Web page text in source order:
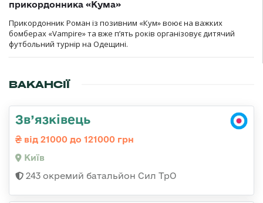
прикордонника «Кума»
Прикордонник Роман із позивним «Кум» воює на важких
бомберах «Vampire» та вже п’ять років організовує дитячий
футбольний турнір на Одещині.
ВАКАНСІЇ
Зв’язківець
від 21000 до 121000 грн
Київ
243 окремий батальйон Сил ТрО